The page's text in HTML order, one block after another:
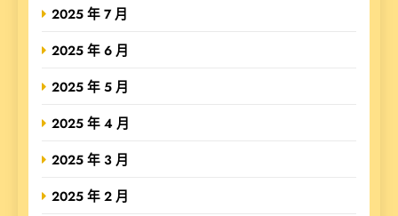
2025 年 7 月
2025 年 6 月
2025 年 5 月
2025 年 4 月
2025 年 3 月
2025 年 2 月